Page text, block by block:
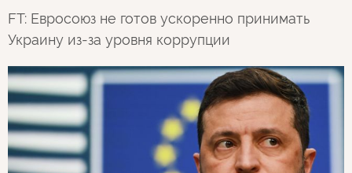
FT: Евросоюз не готов ускоренно принимать
Украину из-за уровня коррупции